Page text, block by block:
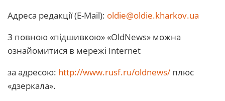
Адреса редакції (E-Mail): oldie@oldie.kharkov.ua
З повною «підшивкою» «OldNews» можна
ознайомитися в мережі Internet
за адресою: http://www.rusf.ru/oldnews/ плюс
«дзеркала».